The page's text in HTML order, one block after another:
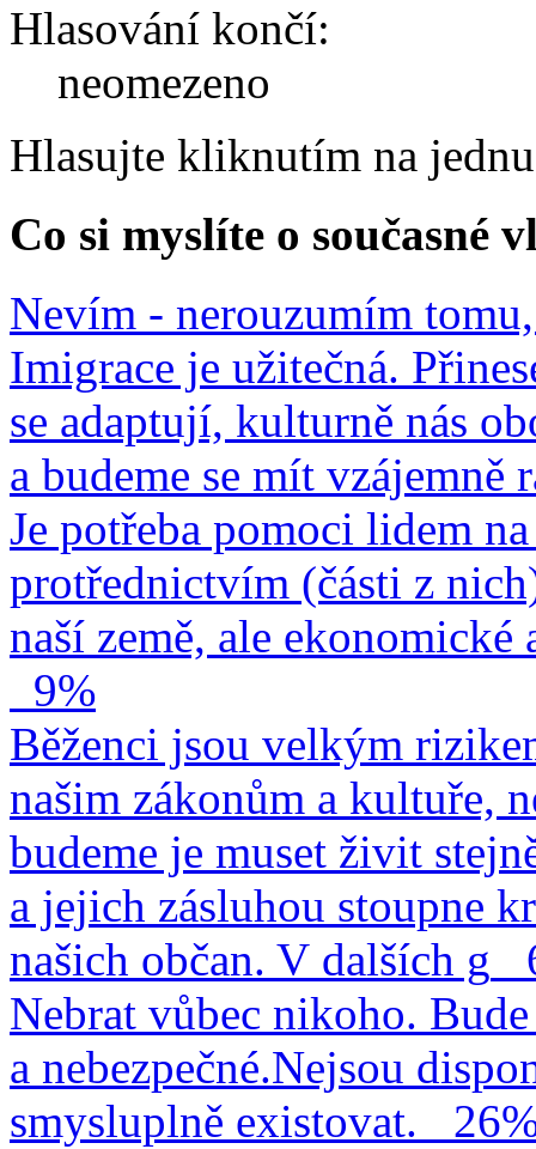
Hlasování končí:
neomezeno
Hlasujte kliknutím na
Co si myslíte o současné
Nevím - nerouzumím
Imigrace je užitečná.
se adaptují, kulturně nás
a budeme se mít vzájemně
Je potřeba pomoci lidem
protřednictvím (části z
naší země, ale
9%
Běženci jsou velkým
našim zákonům a kultuře,
budeme je muset živit
a jejich zásluhou stoupne
našich občan. V dalších g
Nebrat vůbec nikoho.
a nebezpečné.Nejsou
smysluplně existovat.